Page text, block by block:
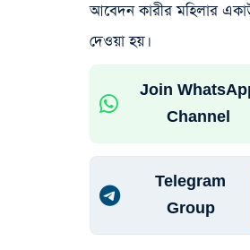
আবেদন কারীর মহিলার
দেওয়া হয়।
Join
Channel
Telegram
Group